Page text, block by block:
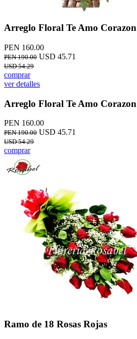
Arreglo Floral Te Amo Corazon
PEN 160.00
PEN 190.00 USD 45.71
USD 54.29
comprar
ver detalles
Arreglo Floral Te Amo Corazon
PEN 160.00
PEN 190.00 USD 45.71
USD 54.29
comprar
Ramo de 18 Rosas Rojas